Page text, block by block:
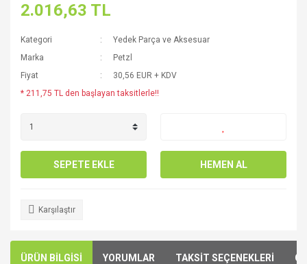
2.016,63 TL
Kategori
Yedek Parça ve Aksesuar
Marka
Petzl
Fiyat
30,56 EUR + KDV
* 211,75 TL den başlayan taksitlerle!!
SEPETE EKLE HEMEN AL
Karşılaştır
ÜRÜN BİLGİSİ YORUMLAR TAKSİT SEÇENEKLERİ